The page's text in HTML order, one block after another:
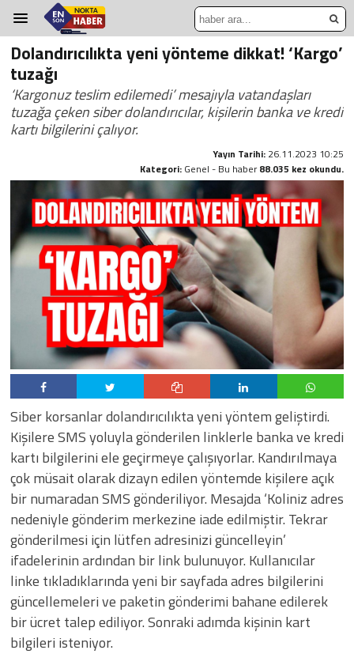
Dolandırıcılıkta yeni yönteme dikkat! ‘Kargo’
tuzağı
‘Kargonuz teslim edilemedi’ mesajıyla vatandaşları
tuzağa çeken siber dolandırıcılar, kişilerin banka ve kredi
kartı bilgilerini çalıyor.
Yayın Tarihi: 26.11.2023 10:25
Kategori: Genel - Bu haber88.035 kez okundu.
Siber korsanlar dolandırıcılıkta yeni yöntem geliştirdi.
Kişilere SMS yoluyla gönderilen linklerle banka ve kredi
kartı bilgilerini ele geçirmeye çalışıyorlar. Kandırılmaya
çok müsait olarak dizayn edilen yöntemde kişilere açık
bir numaradan SMS gönderiliyor. Mesajda ‘Koliniz adres
nedeniyle gönderim merkezine iade edilmiştir. Tekrar
gönderilmesi için lütfen adresinizi güncelleyin’
ifadelerinin ardından bir link bulunuyor. Kullanıcılar
linke tıkladıklarında yeni bir sayfada adres bilgilerini
güncellemeleri ve paketin gönderimi bahane edilerek
bir ücret talep ediliyor. Sonraki adımda kişinin kart
bilgileri isteniyor.